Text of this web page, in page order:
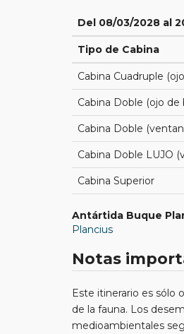
Del 08/03/2028 al
Tipo de Cabina
Cabina Cuadruple
Cabina Doble (ojo de
Cabina Doble
Cabina Doble LUJO
Cabina Superior
Antártida Buque
Plancius
Notas
Este itinerario es sólo
de la fauna. Los
medioambientales